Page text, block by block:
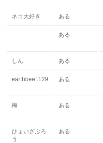
ネコ大好き ある
－ ある
しん ある
earthbee1129 ある
梅 ある
ひょいざぶろ
う
ある